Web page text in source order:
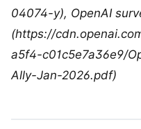
04074-y), OpenAI
(https://
a5f4-c01c5e7a36e9/
Ally-Jan-2026.pdf)